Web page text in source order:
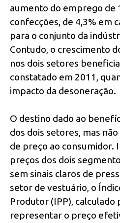
aumento do emprego de
confecções, de 4,3% em
para o conjunto da
Contudo, o crescimento
nos dois setores
constatado em 2011,
impacto da desoneração.
O destino dado ao
dos dois setores, mas
de preço ao consumidor.
preços dos dois
sem sinais claros de
setor de vestuário, o
Produtor (IPP), calculado
representar o preço